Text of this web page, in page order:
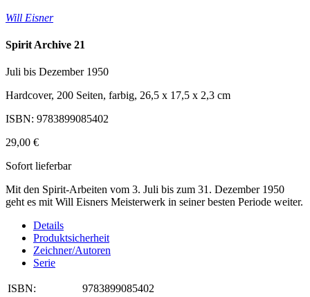
Will Eisner
Spirit Archive 21
Juli bis Dezember 1950
Hardcover, 200 Seiten, farbig, 26,5 x 17,5 x 2,3 cm
ISBN: 9783899085402
29,00 €
Sofort lieferbar
Mit den Spirit-Arbeiten vom 3. Juli bis zum 31. Dezember 1950
geht es mit Will Eisners Meisterwerk in seiner besten Periode weiter.
Details
Produktsicherheit
Zeichner/Autoren
Serie
ISBN:
9783899085402